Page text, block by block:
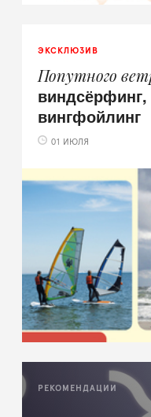
ЭКСКЛЮЗИВ
Попутного
вингфойлинг
01 ИЮЛЯ
РЕКОМЕНДАЦИИ